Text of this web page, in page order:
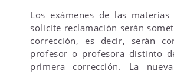
Los exámenes de las
solicite reclamación serán
corrección, es decir, serán
profesor o profesora distinto
primera corrección. La